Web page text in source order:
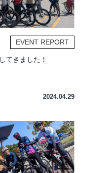
EVENT REPORT
てきました！
2024.04.29